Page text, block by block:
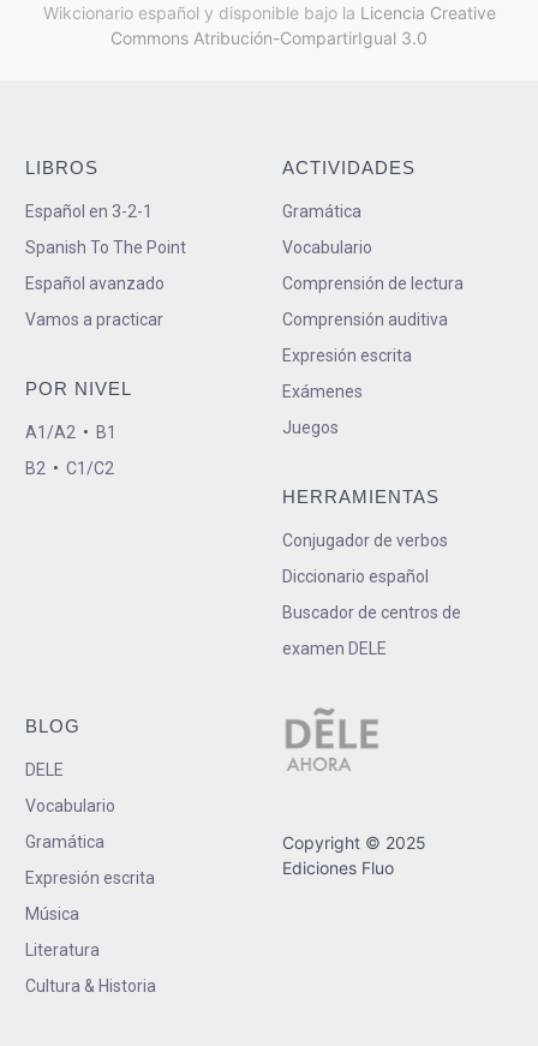
Wikcionario español y disponible bajo la Licencia Creative
Commons Atribución-CompartirIgual 3.0
LIBROS
Español en 3-2-1
Spanish To The Point
Español avanzado
Vamos a practicar
POR NIVEL
A1/A2 • B1
B2 • C1/C2
ACTIVIDADES
Gramática
Vocabulario
Comprensión de lectura
Comprensión auditiva
Expresión escrita
Exámenes
Juegos
HERRAMIENTAS
Conjugador de verbos
Diccionario español
Buscador de centros de
examen DELE
BLOG
DELE
Vocabulario
Gramática
Expresión escrita
Música
Literatura
Cultura & Historia
Copyright © 2025
Ediciones Fluo